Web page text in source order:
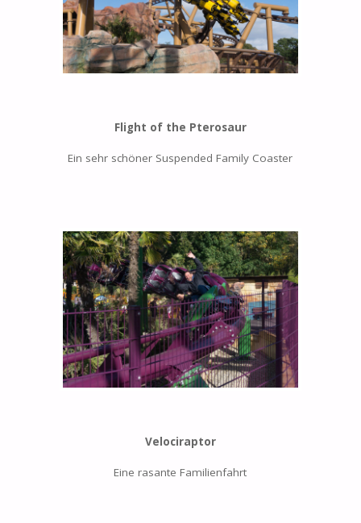
Flight of the Pterosaur
Ein sehr schöner Suspended Family Coaster
Velociraptor
Eine rasante Familienfahrt